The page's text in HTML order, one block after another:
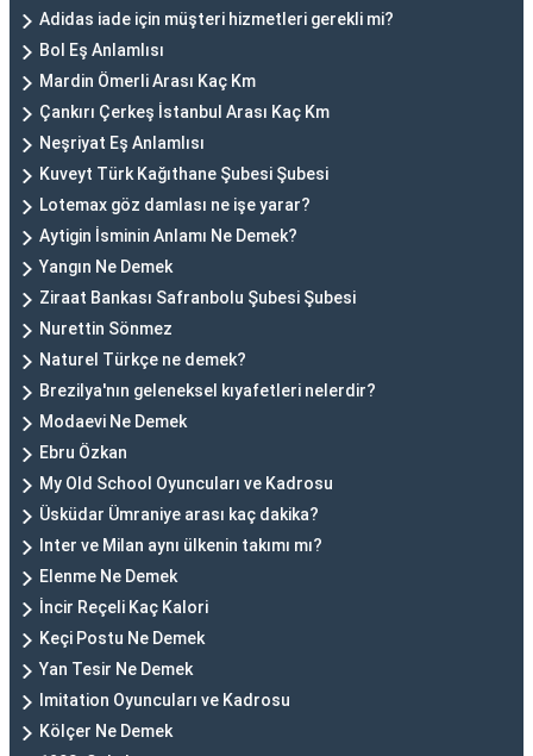
Adidas iade için müşteri hizmetleri gerekli mi?
Bol Eş Anlamlısı
Mardin Ömerli Arası Kaç Km
Çankırı Çerkeş İstanbul Arası Kaç Km
Neşriyat Eş Anlamlısı
Kuveyt Türk Kağıthane Şubesi Şubesi
Lotemax göz damlası ne işe yarar?
Aytigin İsminin Anlamı Ne Demek?
Yangın Ne Demek
Ziraat Bankası Safranbolu Şubesi Şubesi
Nurettin Sönmez
Naturel Türkçe ne demek?
Brezilya'nın geleneksel kıyafetleri nelerdir?
Modaevi Ne Demek
Ebru Özkan
My Old School Oyuncuları ve Kadrosu
Üsküdar Ümraniye arası kaç dakika?
Inter ve Milan aynı ülkenin takımı mı?
Elenme Ne Demek
İncir Reçeli Kaç Kalori
Keçi Postu Ne Demek
Yan Tesir Ne Demek
Imitation Oyuncuları ve Kadrosu
Kölçer Ne Demek